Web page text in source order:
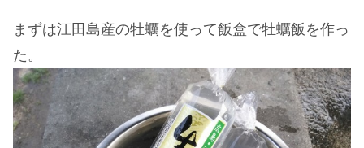
まずは江田島産の牡蠣を使って飯盒で牡蠣飯を作っ
た。